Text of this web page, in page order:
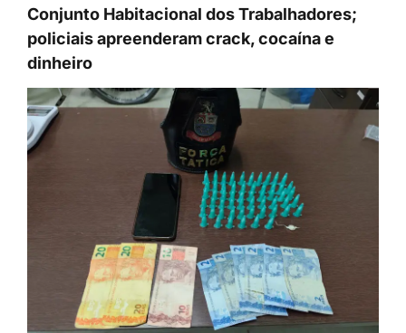
Conjunto Habitacional dos Trabalhadores;
policiais apreenderam crack, cocaína e
dinheiro